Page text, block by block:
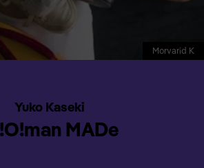
Morvarid K
Yuko Kaseki
MADe